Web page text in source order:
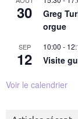
30
Greg
orgue
SEP
12
10:00 -
Visite
Voir le calendrier